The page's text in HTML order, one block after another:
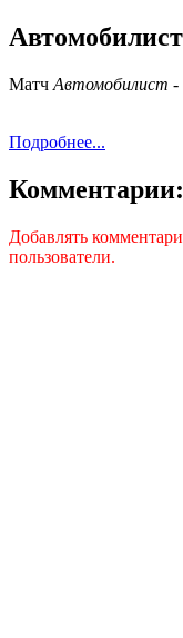
Матч Автомобилист -
Подробнее...
Комментарии:
Добавлять
пользователи.